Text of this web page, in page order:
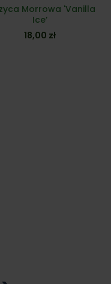
Morrowa 'Vanilla
Ice’
18,00 zł